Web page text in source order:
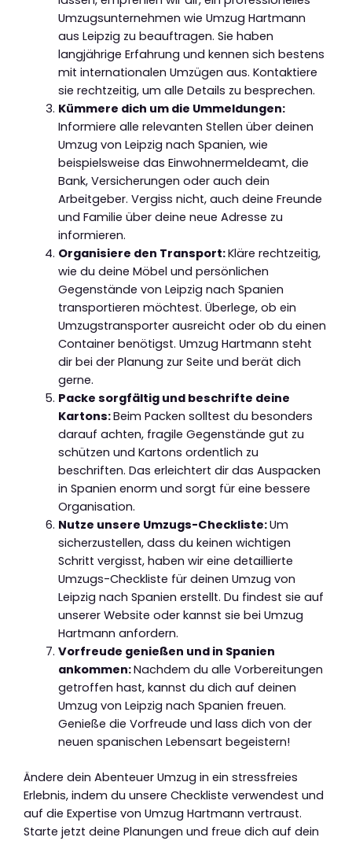
Umzugsunternehmen wie Umzug Hartmann
aus Leipzig zu beauftragen. Sie haben
langjährige Erfahrung und kennen sich bestens
mit internationalen Umzügen aus. Kontaktiere
sie rechtzeitig, um alle Details zu besprechen.
Kümmere dich um die Ummeldungen:
Informiere alle relevanten Stellen über deinen
Umzug von Leipzig nach Spanien, wie
beispielsweise das Einwohnermeldeamt, die
Bank, Versicherungen oder auch dein
Arbeitgeber. Vergiss nicht, auch deine Freunde
und Familie über deine neue Adresse zu
informieren.
Organisiere den Transport:Kläre rechtzeitig,
wie du deine Möbel und persönlichen
Gegenstände von Leipzig nach Spanien
transportieren möchtest. Überlege, ob ein
Umzugstransporter ausreicht oder ob du einen
Container benötigst. Umzug Hartmann steht
dir bei der Planung zur Seite und berät dich
gerne.
Packe sorgfältig und beschrifte deine
Kartons:Beim Packen solltest du besonders
darauf achten, fragile Gegenstände gut zu
schützen und Kartons ordentlich zu
beschriften. Das erleichtert dir das Auspacken
in Spanien enorm und sorgt für eine bessere
Organisation.
Nutze unsere Umzugs-Checkliste:Um
sicherzustellen, dass du keinen wichtigen
Schritt vergisst, haben wir eine detaillierte
Umzugs-Checkliste für deinen Umzug von
Leipzig nach Spanien erstellt. Du findest sie auf
unserer Website oder kannst sie bei Umzug
Hartmann anfordern.
Vorfreude genießen und in Spanien
ankommen:Nachdem du alle Vorbereitungen
getroffen hast, kannst du dich auf deinen
Umzug von Leipzig nach Spanien freuen.
Genieße die Vorfreude und lass dich von der
neuen spanischen Lebensart begeistern!
Ändere dein Abenteuer Umzug in ein stressfreies
Erlebnis, indem du unsere Checkliste verwendest und
auf die Expertise von Umzug Hartmann vertraust.
Starte jetzt deine Planungen und freue dich auf dein